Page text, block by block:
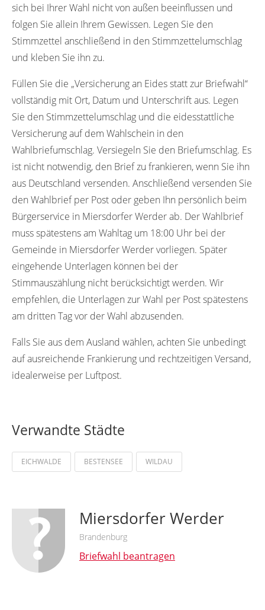
sich bei Ihrer Wahl nicht von außen beeinflussen und
folgen Sie allein Ihrem Gewissen. Legen Sie den
Stimmzettel anschließend in den Stimmzettelumschlag
und kleben Sie ihn zu.
Füllen Sie die „Versicherung an Eides statt zur Briefwahl“
vollständig mit Ort, Datum und Unterschrift aus. Legen
Sie den Stimmzettelumschlag und die eidesstattliche
Versicherung auf dem Wahlschein in den
Wahlbriefumschlag. Versiegeln Sie den Briefumschlag. Es
ist nicht notwendig, den Brief zu frankieren, wenn Sie ihn
aus Deutschland versenden. Anschließend versenden Sie
den Wahlbrief per Post oder geben Ihn persönlich beim
Bürgerservice in Miersdorfer Werder ab. Der Wahlbrief
muss spätestens am Wahltag um 18:00 Uhr bei der
Gemeinde in Miersdorfer Werder vorliegen. Später
eingehende Unterlagen können bei der
Stimmauszählung nicht berücksichtigt werden. Wir
empfehlen, die Unterlagen zur Wahl per Post spätestens
am dritten Tag vor der Wahl abzusenden.
Falls Sie aus dem Ausland wählen, achten Sie unbedingt
auf ausreichende Frankierung und rechtzeitigen Versand,
idealerweise per Luftpost.
Verwandte Städte
EICHWALDE BESTENSEE WILDAU
Miersdorfer Werder
Brandenburg
Briefwahl beantragen